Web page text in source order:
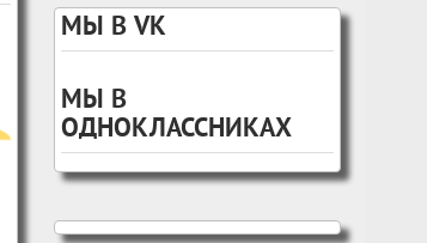
МЫ В VK
МЫ В
ОДНОКЛАССНИКАХ